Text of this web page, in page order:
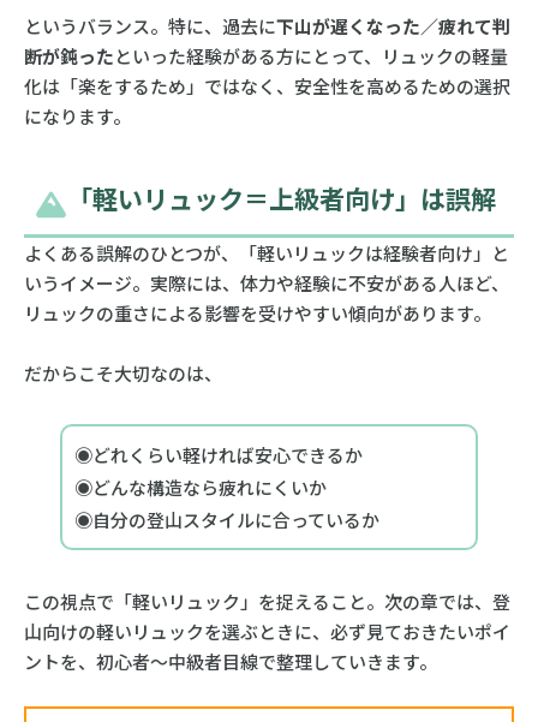
というバランス。特に、過去に下山が遅くなった／疲れて判
断が鈍ったといった経験がある方にとって、リュックの軽量
化は「楽をするため」ではなく、安全性を高めるための選択
になります。
「軽いリュック＝上級者向け」は誤解
よくある誤解のひとつが、「軽いリュックは経験者向け」と
いうイメージ。実際には、体力や経験に不安がある人ほど、
リュックの重さによる影響を受けやすい傾向があります。
だからこそ大切なのは、
◉どれくらい軽ければ安心できるか
◉どんな構造なら疲れにくいか
◉自分の登山スタイルに合っているか
この視点で「軽いリュック」を捉えること。次の章では、登
山向けの軽いリュックを選ぶときに、必ず見ておきたいポイ
ントを、初心者〜中級者目線で整理していきます。